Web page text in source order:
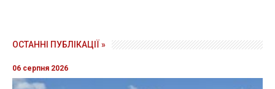
ОСТАННІ ПУБЛІКАЦІЇ »
06 серпня 2026